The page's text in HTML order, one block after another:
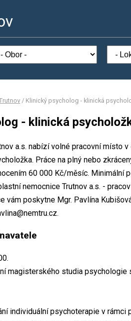
/ Klinický psycholog - klinická
- klinická
a.s. nabízí volné pracovní místo
Práce na plný nebo
60 000 Kč/měsíc. Minimální
nemocnice Trutnov a.s. -
vám poskytne Mgr. Pavlína
magisterského studia
individuální psychoterapie v rámci